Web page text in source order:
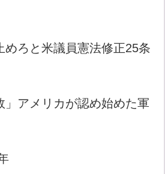
めろと米議員憲法修正25条
」アメリカが認め始めた軍